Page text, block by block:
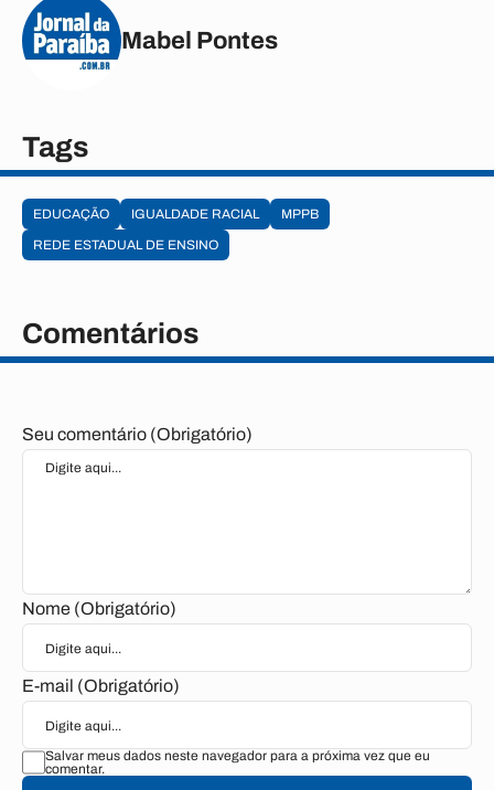
Mabel Pontes
Tags
EDUCAÇÃO IGUALDADE RACIAL
MPPB
REDE ESTADUAL DE ENSINO
Comentários
Seu comentário (Obrigatório)
Nome (Obrigatório)
E-mail (Obrigatório)
Salvar meus dados neste navegador para a próxima vez que eu
comentar.